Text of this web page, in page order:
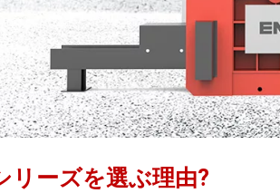
リーズを選ぶ理由?